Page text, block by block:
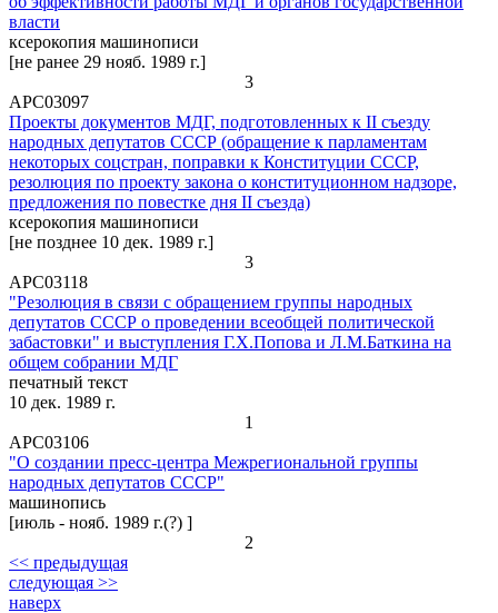
власти
ксерокопия машинописи
[не ранее 29 нояб. 1989 г.]
3
АРС03097
Проекты документов МДГ, подготовленных к II съезду
народных депутатов СССР (обращение к парламентам
некоторых соцстран, поправки к Конституции СССР,
резолюция по проекту закона о конституционном надзоре,
предложения по повестке дня II съезда)
ксерокопия машинописи
[не позднее 10 дек. 1989 г.]
3
АРС03118
"Резолюция в связи с обращением группы народных
депутатов СССР о проведении всеобщей политической
забастовки" и выступления Г.Х.Попова и Л.М.Баткина на
общем собрании МДГ
печатный текст
10 дек. 1989 г.
1
АРС03106
"О создании пресс-центра Межрегиональной группы
народных депутатов СССР"
машинопись
[июль - нояб. 1989 г.(?) ]
2
<< предыдущая
следующая >>
наверх